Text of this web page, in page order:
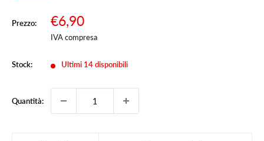
Prezzo:
Prezzo
scontato
€6,90
IVA compresa
Stock: Ultimi 14 disponibili
Quantità: